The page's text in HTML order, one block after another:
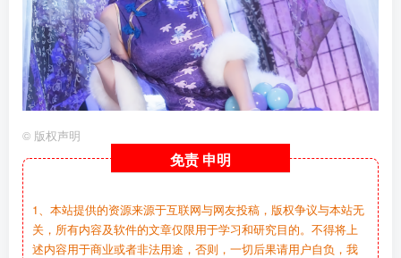
© 版权声明
免责 申明
1、本站提供的资源来源于互联网与网友投稿，版权争议与本站无
关，所有内容及软件的文章仅限用于学习和研究目的。不得将上
述内容用于商业或者非法用途，否则，一切后果请用户自负，我